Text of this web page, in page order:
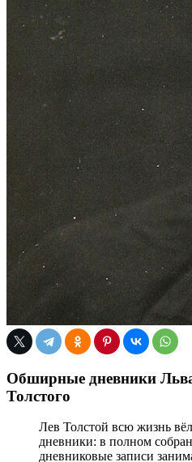
Обширные дневники
Толстого
Лев Толстой всю жизнь
дневники: в полном
дневниковые записи